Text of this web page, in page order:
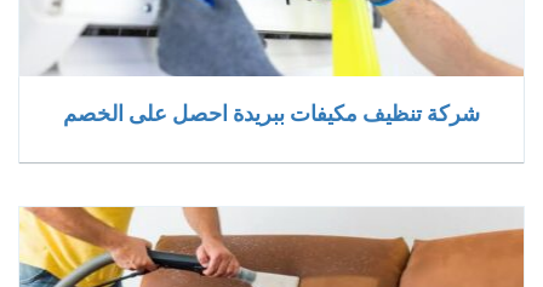
شركة تنظيف مكيفات ببريدة احصل على الخصم